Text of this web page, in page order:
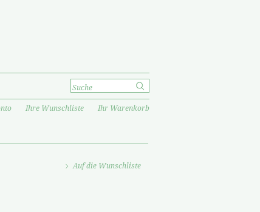
Ihre Wunschliste Ihr Warenkorb
Auf die Wunschliste